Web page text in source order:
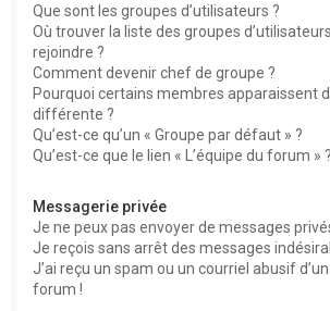
Que sont les groupes d’utilisateurs ?
Où trouver la liste des groupes
rejoindre ?
Comment devenir chef de groupe ?
Pourquoi certains membres apparaissent
différente ?
Qu’est-ce qu’un « Groupe par défaut » ?
Qu’est-ce que le lien « L’équipe du forum » ?
Messagerie privée
Je ne peux pas envoyer de messages
Je reçois sans arrêt des messages
J’ai reçu un spam ou un courriel abusif
forum !